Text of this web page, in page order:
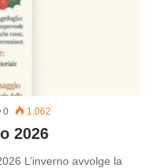
0 1.062
2026
L’inverno avvolge la